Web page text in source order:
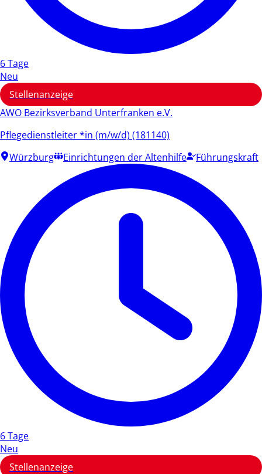
6 Tage
Neu
Stellenanzeige
AWO Bezirksverband Unterfranken e.V.
Pflegedienstleiter *in (m/w/d) (181140)
Würzburg
Einrichtungen der Altenhilfe Führungskraft
6 Tage
Neu
Stellenanzeige